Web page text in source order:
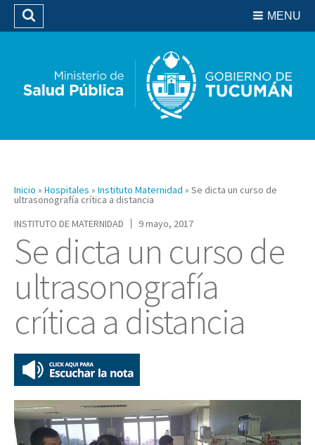
Biblioteca
MENU
Buscar
Inicio » Hospitales » Instituto Maternidad » Se dicta un curso de
ultrasonografía crítica a distancia
INSTITUTO DE MATERNIDAD
9 mayo, 2017
Se dicta un curso de
ultrasonografía
crítica a distancia